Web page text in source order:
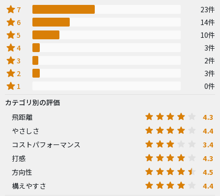
star 7 23件
star 6 14件
star5 10件
star4 3件
star3 2件
star 2 3件
star 1
0件
カテゴリ別の評価
飛距離
4.3
やさしさ 4.4
コストパフォーマンス 3.4
打感 4.3
方向性 4.5
構えやすさ 4.4